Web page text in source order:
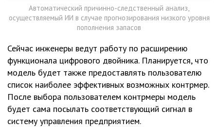
Автоматический причинно-следственный анализ,
осуществляемый ИИ в случае прогнозирования низкого уровня
пополнения запасов
Сейчас инженеры ведут работу по расширению
функционала цифрового двойника. Планируется, что
модель будет также предоставлять пользователю
список наиболее эффективных возможных контрмер.
После выбора пользователем контрмеры модель
будет сама посылать соответствующий сигнал в
систему управления предприятием.